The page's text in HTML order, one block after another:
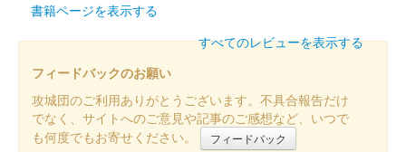
安中城 御城印 令和五年夏限定版
安中城 御城印 井伊家春限定版
書籍ページを表示する
すべてのレビューを表示する
フィードバックのお願い
攻城団のご利用ありがとうございます。不具合報告だけ
でなく、サイトへのご意見や記事のご感想など、いつで
も何度でもお寄せください。
フィードバック